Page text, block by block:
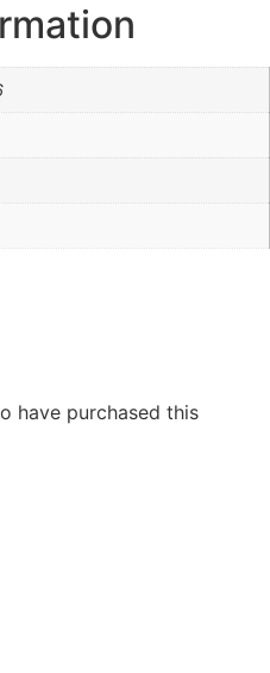
have purchased this